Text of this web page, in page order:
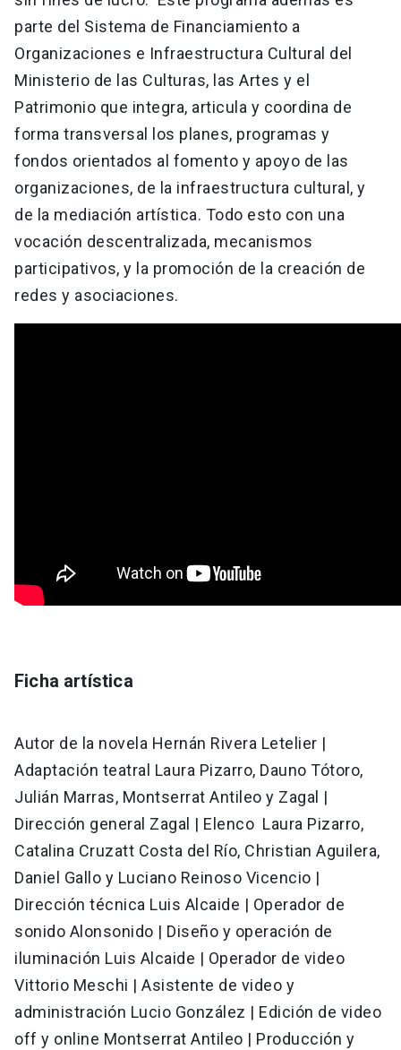
parte del Sistema de Financiamiento a
Organizaciones e Infraestructura Cultural del
Ministerio de las Culturas, las Artes y el
Patrimonio que integra, articula y coordina de
forma transversal los planes, programas y
fondos orientados al fomento y apoyo de las
organizaciones, de la infraestructura cultural, y
de la mediación artística. Todo esto con una
vocación descentralizada, mecanismos
participativos, y la promoción de la creación de
redes y asociaciones.
Ficha artística
Autor de la novela Hernán Rivera Letelier |
Adaptación teatral Laura Pizarro, Dauno Tótoro,
Julián Marras, Montserrat Antileo y Zagal |
Dirección general Zagal | Elenco Laura Pizarro,
Catalina Cruzatt Costa del Río, Christian Aguilera,
Daniel Gallo y Luciano Reinoso Vicencio |
Dirección técnica Luis Alcaide | Operador de
sonido Alonsonido | Diseño y operación de
iluminación Luis Alcaide | Operador de video
Vittorio Meschi | Asistente de video y
administración Lucio González | Edición de video
off y online Montserrat Antileo | Producción y